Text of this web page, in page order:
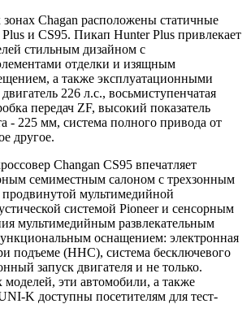
Chagan расположены статичные
и CS95. Пикап Hunter Plus привлекает
стильным дизайном с
отделки и изящным
а также эксплуатационными
226 л.с., восьмиступенчатая
передач ZF, высокий показатель
- 225 мм, система полного привода от
другое.
Changan CS95 впечатляет
семиместным салоном с трехзонным
мультимедийной
системой Pioneer и сенсорным
мультимедийным развлекательным
оснащением: электронная
подъеме (HHC), система бесключевого
запуск двигателя и не только.
эти автомобили, а также
K доступны посетителям для тест-